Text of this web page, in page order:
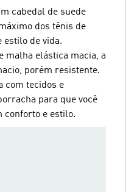
cabedal de suede
dos tênis de
estilo de vida.
malha elástica macia, a
porém resistente.
com tecidos e
para que você
conforto e estilo.